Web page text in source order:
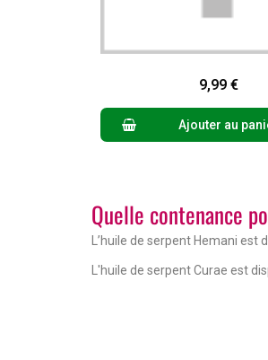
9,99 €
Ajouter au
Quelle contenance
L’huile de serpent Hemani
L'huile de serpent Curae est